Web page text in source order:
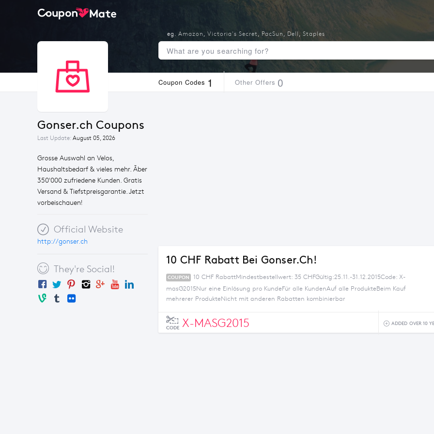
Coupon Codes 1 Other Offers 0
Gonser.ch Coupons
Last Update: August 05, 2026
Grosse Auswahl an Velos,
Haushaltsbedarf & vieles mehr. Ãber
350'000 zufriedene Kunden. Gratis
Versand & Tiefstpreisgarantie. Jetzt
vorbeischauen!
Official Website
http://gonser.ch
They're Social!
eg. Amazon , Victoria's Secret, PacSun , Dell , Staples
10 CHF Rabatt Bei Gonser.ch!
COUPON
10 CHF RabattMindestbestellwert: 35 CHFGültig:25.11.-31.12.2015Code: X-
masG2015Nur eine Einlösung pro KundeFür alle KundenAuf alle ProdukteBeim Kauf
mehrerer ProdukteNicht mit anderen Rabatten kombinierbar
CODE X-MASG2015 ADDED OVER 10